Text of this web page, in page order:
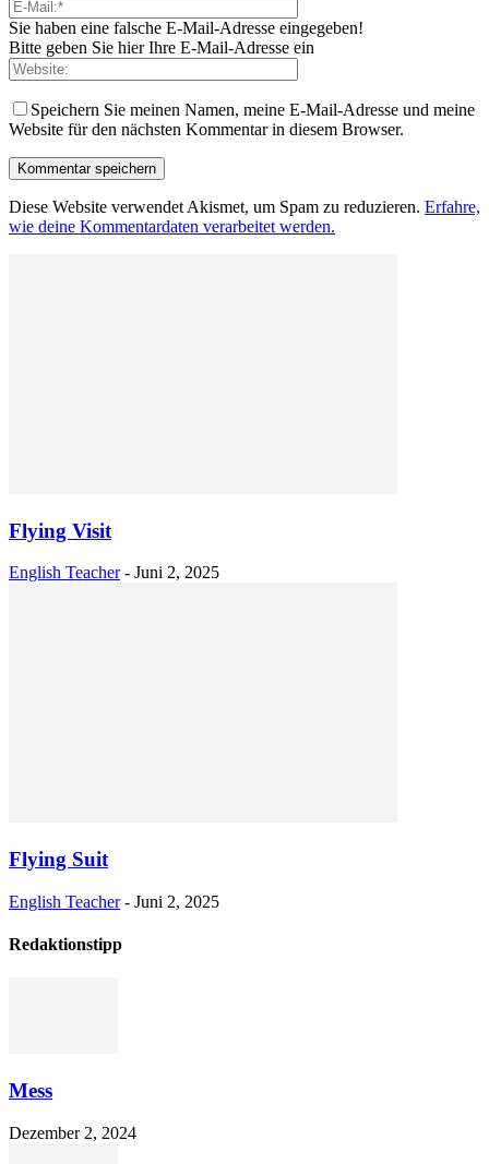
Sie haben eine falsche E-Mail-Adresse eingegeben!
Bitte geben Sie hier Ihre E-Mail-Adresse ein
Speichern Sie meinen Namen, meine E-Mail-Adresse und meine
Website für den nächsten Kommentar in diesem Browser.
Diese Website verwendet Akismet, um Spam zu reduzieren. Erfahre,
wie deine Kommentardaten verarbeitet werden.
Flying Visit
English Teacher - Juni 2, 2025
Flying Suit
English Teacher - Juni 2, 2025
Redaktionstipp
Mess
Dezember 2, 2024